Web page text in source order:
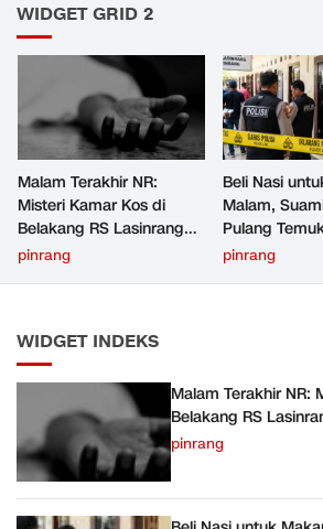
WIDGET GRID 2
Malam Terakhir NR:
Misteri Kamar Kos di
Belakang RS Lasinrang
Pinrang
pinrang
Beli Nasi
Malam,
Pulang
Bernyawa di
pinrang
WIDGET INDEKS
Malam Terakhir NR:
Belakang RS
pinrang